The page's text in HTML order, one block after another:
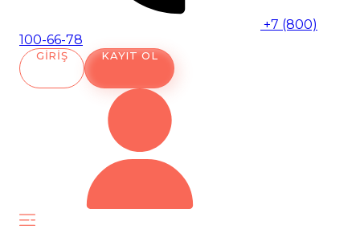
+7 (800)
100-66-78
GIRIŞ KAYIT OL